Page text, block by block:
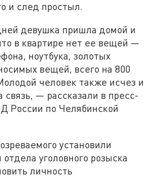
и след простыл.
девушка пришла домой и
в квартире нет ее вещей —
ноутбука, золотых
вещей, всего на 800
человек также исчез и
связь, — рассказали в пресс-
России по Челябинской
установили
уголовного розыска
личность